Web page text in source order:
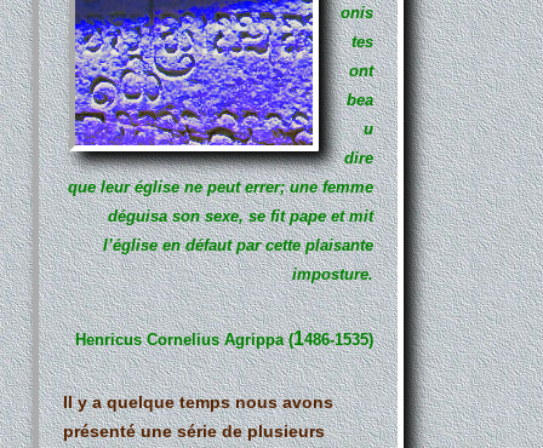
onis
tes
ont
bea
u
dire
que leur église ne peut errer; une femme
déguisa son sexe, se fit pape et mit
l’église en défaut par cette plaisante
imposture.
Henricus Cornelius Agrippa(1486-1535)
Il y a quelque temps nous avons
présentéune série de plusieurs